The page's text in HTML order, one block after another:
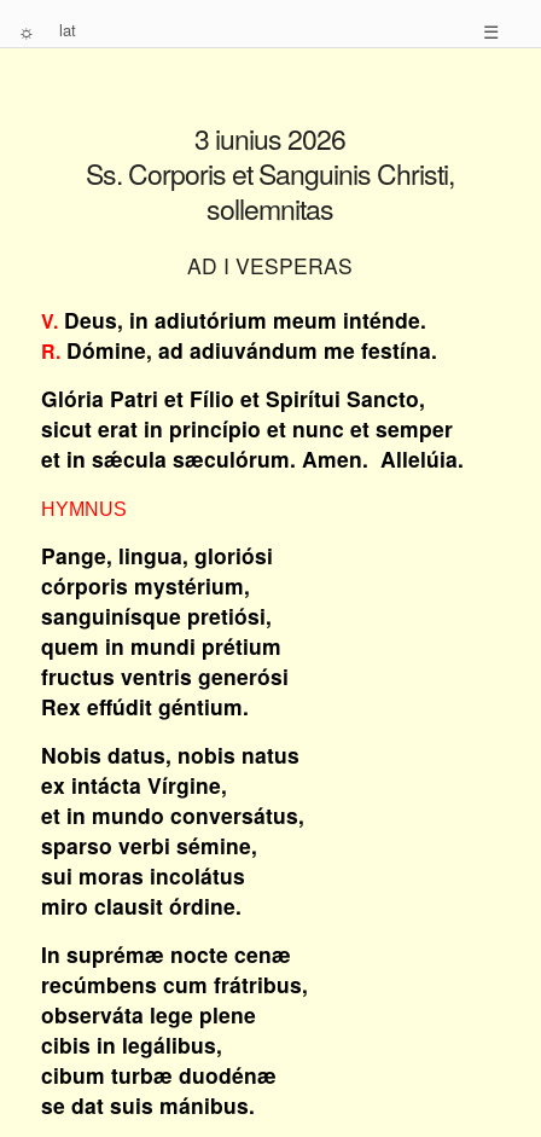
☼ lat ☰
3 iunius 2026
Ss. Corporis et Sanguinis Christi,
sollemnitas
AD I VESPERAS
V.Deus, in adiutórium meum inténde.
R.Dómine, ad adiuvándum me festína.
Glória Patri et Fílio et Spirítui Sancto,
sicut erat in princípio et nunc et semper
et in sǽcula sæculórum. Amen. Allelúia.
HYMNUS
Pange, lingua, gloriósi
córporis mystérium,
sanguinísque pretiósi,
quem in mundi prétium
fructus ventris generósi
Rex effúdit géntium.
Nobis datus, nobis natus
ex intácta Vírgine,
et in mundo conversátus,
sparso verbi sémine,
sui moras incolátus
miro clausit órdine.
In suprémæ nocte cenæ
recúmbens cum frátribus,
observáta lege plene
cibis in legálibus,
cibum turbæ duodénæ
se dat suis mánibus.